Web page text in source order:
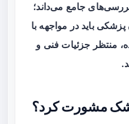
جامع می‌داند؛
باید در مواجهه با
منتظر جزئیات فنی و
مشورت کرد؟